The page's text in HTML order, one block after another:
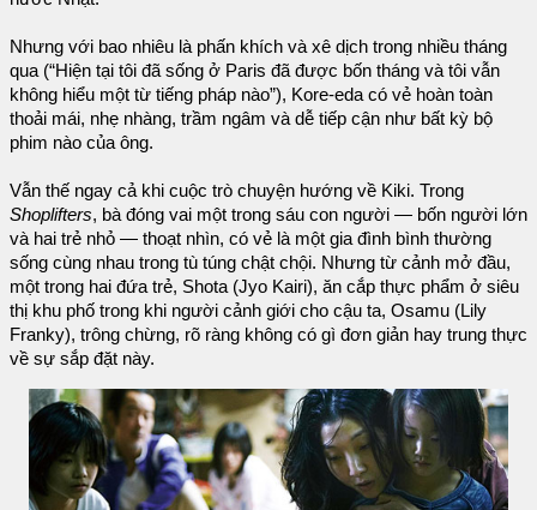
Nhưng với bao nhiêu là phấn khích và xê dịch trong nhiều tháng
qua (“Hiện tại tôi đã sống ở Paris đã được bốn tháng và tôi vẫn
không hiểu một từ tiếng pháp nào”), Kore-eda có vẻ hoàn toàn
thoải mái, nhẹ nhàng, trầm ngâm và dễ tiếp cận như bất kỳ bộ
phim nào của ông.
Vẫn thế ngay cả khi cuộc trò chuyện hướng về Kiki. Trong
Shoplifters, bà đóng vai một trong sáu con người — bốn người lớn
và hai trẻ nhỏ — thoạt nhìn, có vẻ là một gia đình bình thường
sống cùng nhau trong tù túng chật chội. Nhưng từ cảnh mở đầu,
một trong hai đứa trẻ, Shota (Jyo Kairi), ăn cắp thực phẩm ở siêu
thị khu phố trong khi người cảnh giới cho cậu ta, Osamu (Lily
Franky), trông chừng, rõ ràng không có gì đơn giản hay trung thực
về sự sắp đặt này.